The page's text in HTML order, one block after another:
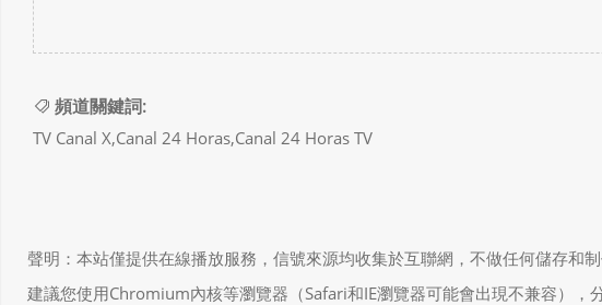
頻道關鍵詞:
TV Canal X,Canal 24 Horas,Canal 24 Horas TV
聲明：本站僅提供在線播放服務，信號來源均收集於互聯網，不做任何儲存
建議您使用Chromium內核等瀏覽器（Safari和IE瀏覽器可能會出現不兼容），